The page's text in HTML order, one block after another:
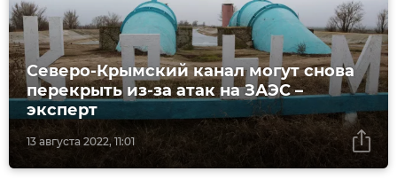
13 августа 2022, 11:01
Северо-Крымский канал могут снова
перекрыть из-за атак на ЗАЭС –
эксперт